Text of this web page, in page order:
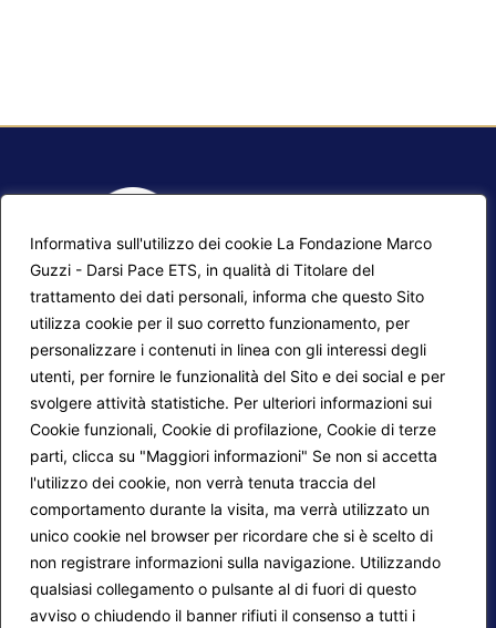
Informativa sull'utilizzo dei cookie La Fondazione Marco
Guzzi - Darsi Pace ETS, in qualità di Titolare del
trattamento dei dati personali, informa che questo Sito
utilizza cookie per il suo corretto funzionamento, per
personalizzare i contenuti in linea con gli interessi degli
utenti, per fornire le funzionalità del Sito e dei social e per
svolgere attività statistiche. Per ulteriori informazioni sui
Cookie funzionali, Cookie di profilazione, Cookie di terze
parti, clicca su "Maggiori informazioni" Se non si accetta
l'utilizzo dei cookie, non verrà tenuta traccia del
comportamento durante la visita, ma verrà utilizzato un
unico cookie nel browser per ricordare che si è scelto di
non registrare informazioni sulla navigazione. Utilizzando
qualsiasi collegamento o pulsante al di fuori di questo
avviso o chiudendo il banner rifiuti il consenso a tutti i
Mappa del sito
Progetti Darsi Pace
Login redattori
Calendario corsi
Privacy Policy
Cookie Policy
Seguici su: